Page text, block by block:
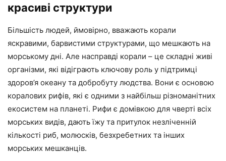
красиві структури
Більшість людей, ймовірно, вважають корали
яскравими, барвистими структурами, що мешкають на
морському дні. Але насправді корали – це складні живі
організми, які відіграють ключову роль у підтримці
здоров’я океану та добробуту людства. Вони є основою
коралових рифів, які є одними з найбільш різноманітних
екосистем на планеті. Рифи є домівкою для чверті всіх
морських видів, дають їжу та притулок незліченній
кількості риб, молюсків, безхребетних та інших
морських мешканців.